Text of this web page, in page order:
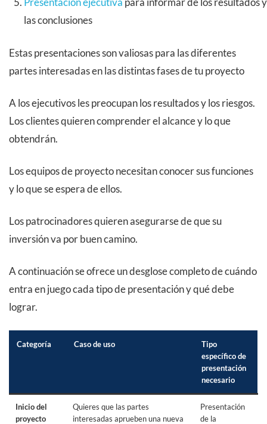
las conclusiones
Estas presentaciones son valiosas para las diferentes
partes interesadas en las distintas fases de tu proyecto
A los ejecutivos les preocupan los resultados y los riesgos.
Los clientes quieren comprender el alcance y lo que
obtendrán.
Los equipos de proyecto necesitan conocer sus funciones
y lo que se espera de ellos.
Los patrocinadores quieren asegurarse de que su
inversión va por buen camino.
A continuación se ofrece un desglose completo de cuándo
entra en juego cada tipo de presentación y qué debe
lograr.
Categoría Caso de uso
Tipo
específico de
presentación
necesario
Inicio del
proyecto
Quieres que las partes
interesadas aprueben una nueva
Presentación
de la